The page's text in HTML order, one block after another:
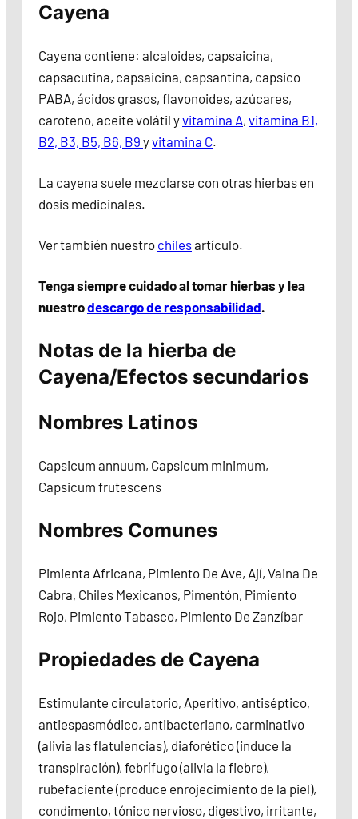
Cayena
Cayena contiene: alcaloides, capsaicina,
capsacutina, capsaicina, capsantina, capsico
PABA, ácidos grasos, flavonoides, azúcares,
caroteno, aceite volátil yvitamina A, vitamina B1,
B2, B3, B5, B6, B9 yvitamina C.
La cayena suele mezclarse con otras hierbas en
dosis medicinales.
Ver también nuestro chilesartículo.
Tenga siempre cuidado al tomar hierbas y lea
nuestrodescargo de responsabilidad.
Notas de la hierba de
Cayena/Efectos secundarios
Nombres Latinos
Capsicum annuum, Capsicum minimum,
Capsicum frutescens
Nombres Comunes
Pimienta Africana, Pimiento De Ave, Ají, Vaina De
Cabra, Chiles Mexicanos, Pimentón, Pimiento
Rojo, Pimiento Tabasco, Pimiento De Zanzíbar
Propiedades de Cayena
Estimulante circulatorio, Aperitivo, antiséptico,
antiespasmódico, antibacteriano, carminativo
(alivia las flatulencias), diaforético (induce la
transpiración), febrífugo (alivia la fiebre),
rubefaciente (produce enrojecimiento de la piel),
condimento, tónico nervioso, digestivo, irritante,